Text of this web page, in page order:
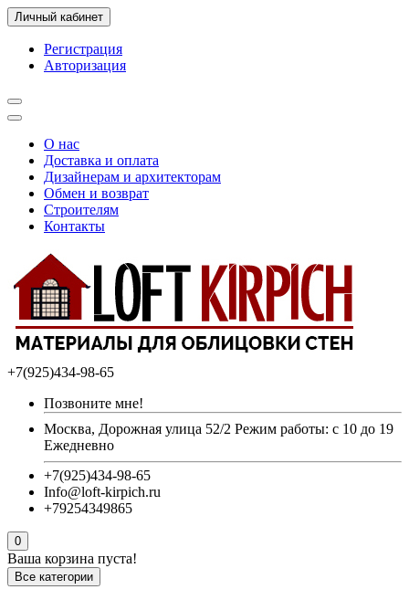
Личный кабинет
Регистрация
Авторизация
О нас
Доставка и оплата
Дизайнерам и архитекторам
Обмен и возврат
Строителям
Контакты
+7(925)434-98-65
Позвоните мне!
Москва, Дорожная улица 52/2 Режим работы: с 10 до 19
Ежедневно
+7(925)434-98-65
Info@loft-kirpich.ru
+79254349865
0
Ваша корзина пуста!
Все категории